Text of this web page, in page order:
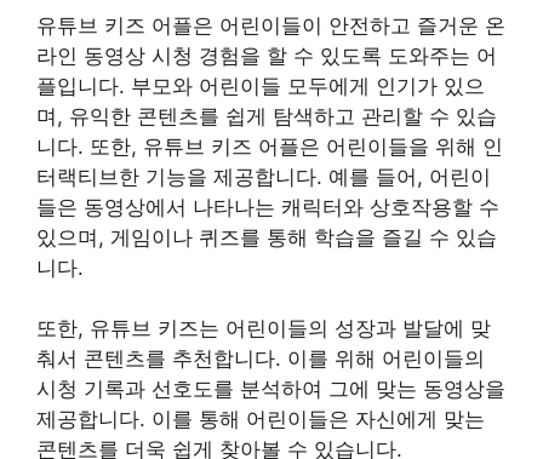
유튜브 키즈 어플은 어린이들이 안전하고 즐거운 온
라인 동영상 시청 경험을 할 수 있도록 도와주는 어
플입니다. 부모와 어린이들 모두에게 인기가 있으
며, 유익한 콘텐츠를 쉽게 탐색하고 관리할 수 있습
니다. 또한, 유튜브 키즈 어플은 어린이들을 위해 인
터랙티브한 기능을 제공합니다. 예를 들어, 어린이
들은 동영상에서 나타나는 캐릭터와 상호작용할 수
있으며, 게임이나 퀴즈를 통해 학습을 즐길 수 있습
니다.
또한, 유튜브 키즈는 어린이들의 성장과 발달에 맞
춰서 콘텐츠를 추천합니다. 이를 위해 어린이들의
시청 기록과 선호도를 분석하여 그에 맞는 동영상을
제공합니다. 이를 통해 어린이들은 자신에게 맞는
콘텐츠를 더욱 쉽게 찾아볼 수 있습니다.